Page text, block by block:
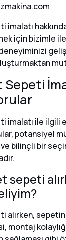
için bizimle
ile ilgili
potansiyel
bilinçli bir
sepeti
alırken,
montaj